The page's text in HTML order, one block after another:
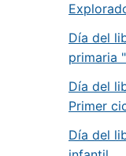
Día del
primaria
Día del
Primer
Día del